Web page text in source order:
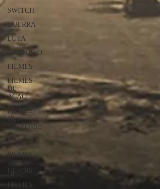
SWITCH
GUERRA
LUTA
GRATUITO
FILMES
FILMES
DE
AÇÃO
FILMES
DE
SUSPENSE
FURTIVO
FILMES
SUPER
FILMES